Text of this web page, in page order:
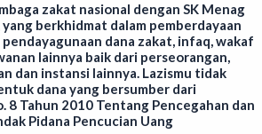
zakat nasional dengan SK Menag
yang berkhidmat dalam pemberdayaan
dana zakat, infaq, wakaf
lainnya baik dari perseorangan,
dan instansi lainnya. Lazismu tidak
dana yang bersumber dari
8 Tahun 2010 Tentang Pencegahan dan
Pidana Pencucian Uang